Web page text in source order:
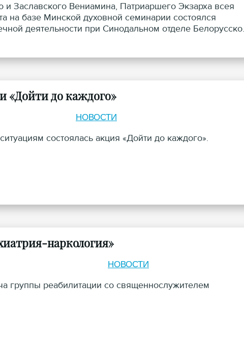
Заславского Вениамина, Патриаршего Экзарха всея
на базе Минской духовной семинарии состоялся
деятельности при Синодальном отделе
«Дойти до каждого»
НОВОСТИ
состоялась акция «Дойти до каждого».
наркология»
НОВОСТИ
группы реабилитации со священнослужителем